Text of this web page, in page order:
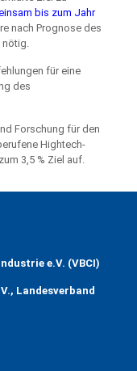
bis zum Jahr
nach Prognose des
nötig.
für eine
des
Forschung für den
Hightech-
3,5 % Ziel auf.
e.V. (VBCI)
Landesverband